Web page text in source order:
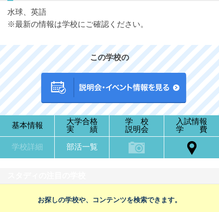
水球、英語
※最新の情報は学校にご確認ください。
この学校の
基本情報
大学合格
実 績
学 校
説明会
入試情報
学 費
学校詳細 部活一覧
お探しの学校や、コンテンツを検索できます。